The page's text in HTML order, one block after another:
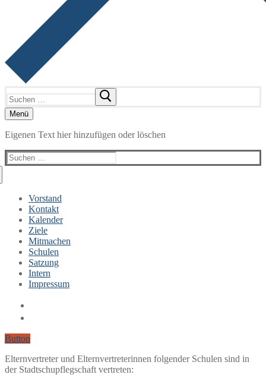
nach:
Menü
Eigenen Text hier hinzufügen oder löschen
Suchen
nach:
Vorstand
Kontakt
Kalender
Ziele
Mitmachen
Schulen
Satzung
Intern
Impressum
Button
Elternvertreter und Elternvertreterinnen folgender Schulen sind in
der Stadtschupflegschaft vertreten: